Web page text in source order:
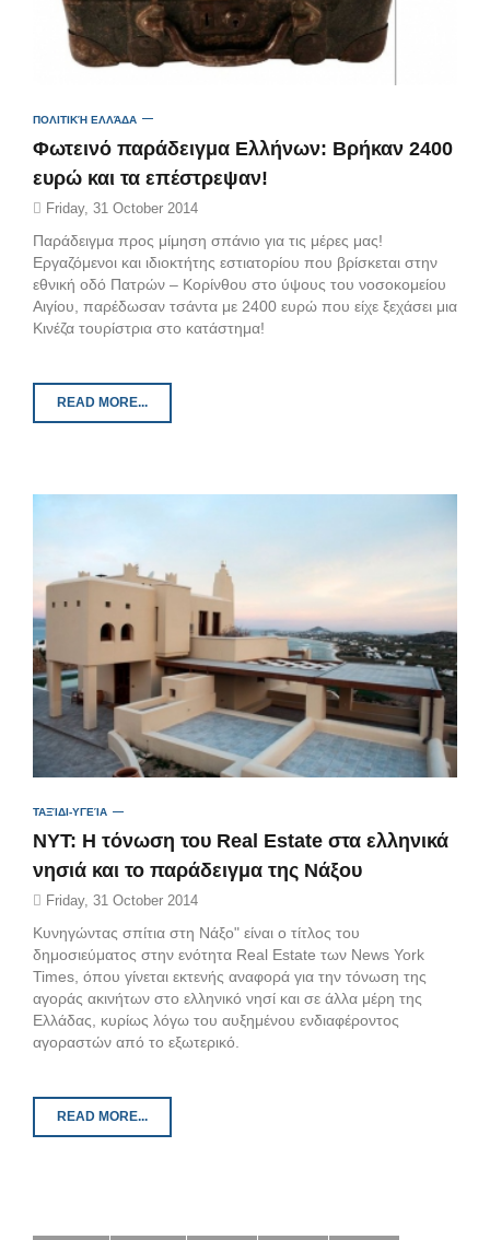
ΠΟΛΙΤΙΚΉ ΕΛΛΆΔΑ
Φωτεινό παράδειγμα Ελλήνων: Βρήκαν 2400
ευρώ και τα επέστρεψαν!
Friday, 31 October 2014
Παράδειγμα προς μίμηση σπάνιο για τις μέρες μας!
Εργαζόμενοι και ιδιοκτήτης εστιατορίου που βρίσκεται στην
εθνική οδό Πατρών – Κορίνθου στο ύψους του νοσοκομείου
Αιγίου, παρέδωσαν τσάντα με 2400 ευρώ που είχε ξεχάσει μια
Κινέζα τουρίστρια στο κατάστημα!
READ MORE...
ΤΑΞΊΔΙ-ΥΓΕΊΑ
NYT: Η τόνωση του Real Estate στα ελληνικά
νησιά και το παράδειγμα της Νάξου
Friday, 31 October 2014
Κυνηγώντας σπίτια στη Νάξο" είναι ο τίτλος του
δημοσιεύματoς στην ενότητα Real Estate των News York
Times, όπου γίνεται εκτενής αναφορά για την τόνωση της
αγοράς ακινήτων στο ελληνικό νησί και σε άλλα μέρη της
Ελλάδας, κυρίως λόγω του αυξημένου ενδιαφέροντος
αγοραστών από το εξωτερικό.
READ MORE...